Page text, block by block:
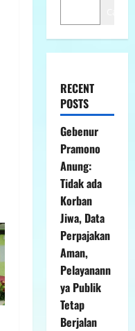
RECENT
POSTS
Gebenur
Pramono
Anung:
Tidak ada
Korban
Jiwa, Data
Perpajakan
Aman,
Pelayanann
ya Publik
Tetap
Berjalan